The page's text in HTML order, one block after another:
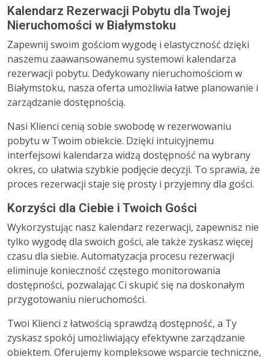
Kalendarz Rezerwacji Pobytu dla Twojej
Nieruchomości w Białymstoku
Zapewnij swoim gościom wygodę i elastyczność dzięki
naszemu zaawansowanemu systemowi kalendarza
rezerwacji pobytu. Dedykowany nieruchomościom w
Białymstoku, nasza oferta umożliwia łatwe planowanie i
zarządzanie dostępnością.
Nasi Klienci cenią sobie swobodę w rezerwowaniu
pobytu w Twoim obiekcie. Dzięki intuicyjnemu
interfejsowi kalendarza widzą dostępność na wybrany
okres, co ułatwia szybkie podjęcie decyzji. To sprawia, że
proces rezerwacji staje się prosty i przyjemny dla gości.
Korzyści dla Ciebie i Twoich Gości
Wykorzystując nasz kalendarz rezerwacji, zapewnisz nie
tylko wygodę dla swoich gości, ale także zyskasz więcej
czasu dla siebie. Automatyzacja procesu rezerwacji
eliminuje konieczność częstego monitorowania
dostępności, pozwalając Ci skupić się na doskonałym
przygotowaniu nieruchomości.
Twoi Klienci z łatwością sprawdzą dostępność, a Ty
zyskasz spokój umożliwiający efektywne zarządzanie
obiektem. Oferujemy kompleksowe wsparcie techniczne,